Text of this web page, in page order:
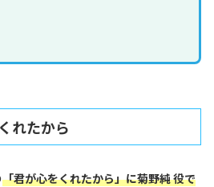
れたから
「君が心をくれたから」に菊野純 役で